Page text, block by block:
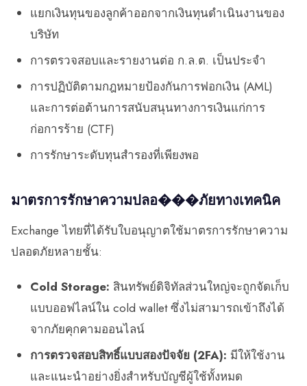
แยกเงินทุนของลูกค้าออกจากเงินทุนดำเนินงานของ
บริษัท
การตรวจสอบและรายงานต่อ ก.ล.ต. เป็นประจำ
การปฏิบัติตามกฎหมายป้องกันการฟอกเงิน (AML)
และการต่อต้านการสนับสนุนทางการเงินแก่การ
ก่อการร้าย (CTF)
การรักษาระดับทุนสำรองที่เพียงพอ
มาตรการรักษาความปลอ���ภัยทางเทคนิค
Exchange ไทยที่ได้รับใบอนุญาตใช้มาตรการรักษาความ
ปลอดภัยหลายชั้น:
Cold Storage: สินทรัพย์ดิจิทัลส่วนใหญ่จะถูกจัดเก็บ
แบบออฟไลน์ใน cold wallet ซึ่งไม่สามารถเข้าถึงได้
จากภัยคุกคามออนไลน์
การตรวจสอบสิทธิ์แบบสองปัจจัย (2FA): มีให้ใช้งาน
และแนะนำอย่างยิ่งสำหรับบัญชีผู้ใช้ทั้งหมด